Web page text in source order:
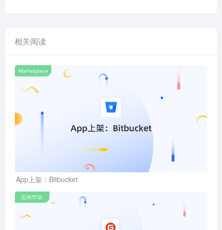
相关阅读
App上架：Bitbucket